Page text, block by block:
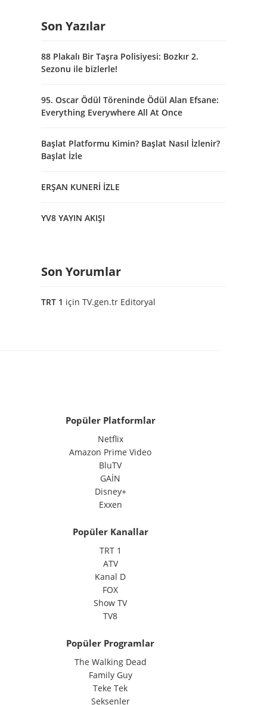
Son Yazılar
88 Plakalı Bir Taşra Polisiyesi: Bozkır 2.
Sezonu ile bizlerle!
95. Oscar Ödül Töreninde Ödül Alan Efsane:
Everything Everywhere All At Once
Başlat Platformu Kimin? Başlat Nasıl İzlenir?
Başlat İzle
ERŞAN KUNERİ İZLE
YV8 YAYIN AKIŞI
Son Yorumlar
TRT 1 için TV.gen.tr Editoryal
Popüler Platformlar
Netflix
Amazon Prime Video
BluTV
GAİN
Disney+
Exxen
Popüler Kanallar
TRT 1
ATV
Kanal D
FOX
Show TV
TV8
Popüler Programlar
The Walking Dead
Family Guy
Teke Tek
Seksenler